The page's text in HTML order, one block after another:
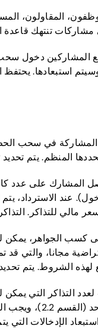
المقاولون،
مشاركات تنتهك قاعدة
دخول سحب
استبعادها.
في سحب الحظ،
المنظم. يتم
المشارك على عدد
عند الاسترداد،
مالي للتذاكر.
كسب الجواهر،
الشروط. يتم تحديد
لعدد التذاكر التي
يقتصر كل